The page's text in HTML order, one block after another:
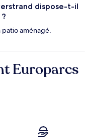
dispose-t-il
aménagé.
Europarcs